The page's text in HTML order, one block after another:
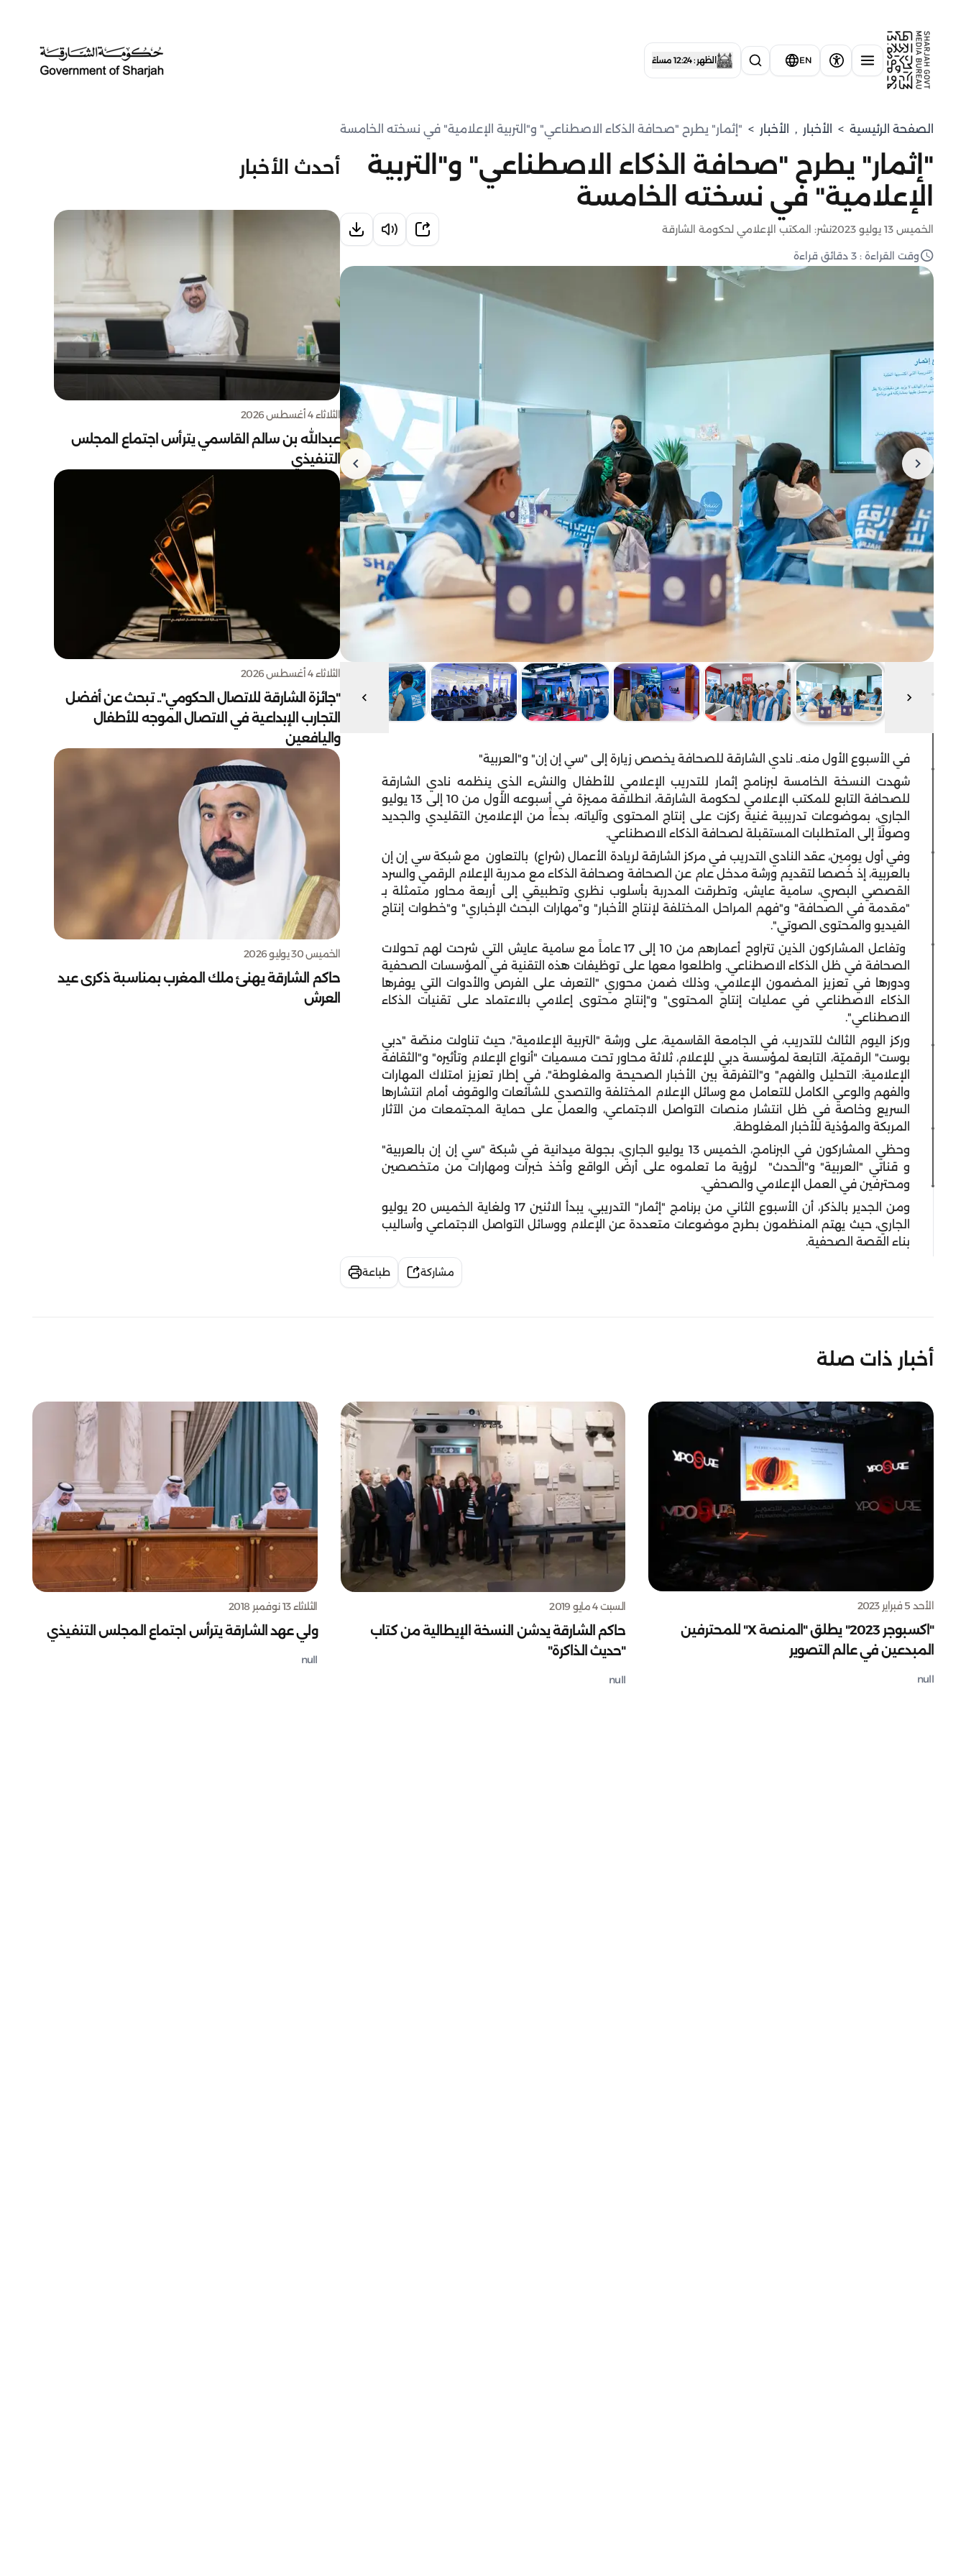
EN الظهر : 12:24 مساءً
الصفحة الرئيسية > الأخبار , الأخبار > "إثمار" يطرح "صحافة الذكاء الاصطناعي" و"التربية الإعلامية" في نسخته الخامسة
"إثمار" يطرح "صحافة الذكاء الاصطناعي" و"التربية
الإعلامية" في نسخته الخامسة
الخميس 13 يوليو 2023 نشر: المكتب الإعلامي لحكومة الشارقة
وقت القراءة : 3 دقائق قراءة
في الأسبوع الأول منه.. نادي الشارقة للصحافة يخصص زيارة إلى "سي إن إن" و"العربية"
شهدت النسخة الخامسة لبرنامج إثمار للتدريب الإعلامي للأطفال والنشء الذي ينظمه نادي الشارقة
للصحافة التابع للمكتب الإعلامي لحكومة الشارقة، انطلاقة مميزة في أسبوعه الأول من 10 إلى 13 يوليو
الجاري، بموضوعات تدريبية غنية ركزت على إنتاج المحتوى وآلياته، بدءاً من الإعلامين التقليدي والجديد
وصولاً إلى المتطلبات المستقبلة لصحافة الذكاء الاصطناعي.
وفي أول يومين، عقد النادي التدريب في مركز الشارقة لريادة الأعمال (شراع) بالتعاون مع شبكة سي إن إن
بالعربية، إذ خُصصا لتقديم ورشة مدخل عام عن الصحافة وصحافة الذكاء مع مدربة الإعلام الرقمي والسرد
القصصي البصري، سامية عايش، وتطرقت المدربة بأسلوب نظري وتطبيقي إلى أربعة محاور متمثلة بـ
"مقدمة في الصحافة" و"فهم المراحل المختلفة لإنتاج الأخبار" و"مهارات البحث الإخباري" و"خطوات إنتاج
الفيديو والمحتوى الصوتي".
وتفاعل المشاركون الذين تتراوح أعمارهم من 10 إلى 17 عاماً مع سامية عايش التي شرحت لهم تحولات
الصحافة في ظل الذكاء الاصطناعي. واطلعوا معها على توظيفات هذه التقنية في المؤسسات الصحفية
ودورها في تعزيز المضمون الإعلامي، وذلك ضمن محوري "التعرف على الفرص والأدوات التي يوفرها
الذكاء الاصطناعي في عمليات إنتاج المحتوى" و"إنتاج محتوى إعلامي بالاعتماد على تقنيات الذكاء
الاصطناعي".
وركز اليوم الثالث للتدريب، في الجامعة القاسمية، على ورشة "التربية الإعلامية"، حيث تناولت منصّة "دبي
بوست" الرقميّة، التابعة لمؤسسة دبي للإعلام، ثلاثة محاور تحت مسميات "أنواع الإعلام وتأثيره" و"الثقافة
الإعلامية: التحليل والفهم" و"التفرقة بين الأخبار الصحيحة والمغلوطة"، في إطار تعزيز امتلاك المهارات
والفهم والوعي الكامل للتعامل مع وسائل الإعلام المختلفة والتصدي للشائعات والوقوف أمام انتشارها
السريع وخاصة في ظل انتشار منصات التواصل الاجتماعي، والعمل على حماية المجتمعات من الآثار
المربكة والمؤذية للأخبار المغلوطة.
وحظي المشاركون في البرنامج، الخميس 13 يوليو الجاري، بجولة ميدانية في شبكة "سي إن إن بالعربية"
و قناتي "العربية" و"الحدث" لرؤية ما تعلموه على أرض الواقع وأخذ خبرات ومهارات من متخصصين
ومحترفين في العمل الإعلامي والصحفي.
ومن الجدير بالذكر، أن الأسبوع الثاني من برنامج "إثمار" التدريبي، يبدأ الاثنين 17 ولغاية الخميس 20 يوليو
الجاري، حيث يهتم المنظمون بطرح موضوعات متعددة عن الإعلام ووسائل التواصل الاجتماعي وأساليب
بناء القصة الصحفية.
مشاركة طباعة
أحدث الأخبار
الثلاثاء 4 أغسطس 2026
عبدالله بن سالم القاسمي يترأس اجتماع المجلس
التنفيذي
الثلاثاء 4 أغسطس 2026
"جائزة الشارقة للاتصال الحكومي".. تبحث عن أفضل
التجارب الإبداعية في الاتصال الموجه للأطفال
واليافعين
الخميس 30 يوليو 2026
حاكم الشارقة يهنئ ملك المغرب بمناسبة ذكرى عيد
العرش
أخبار ذات صلة
الأحد 5 فبراير 2023
"اكسبوجر 2023" يطلق "المنصة X" للمحترفين
المبدعين في عالم التصوير
null
السبت 4 مايو 2019
حاكم الشارقة يدشن النسخة الإيطالية من كتاب
"حديث الذاكرة"
null
الثلاثاء 13 نوفمبر 2018
ولي عهد الشارقة يترأس اجتماع المجلس التنفيذي
null